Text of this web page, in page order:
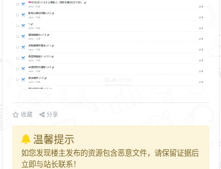
收藏 分享
温馨提示
如您发现楼主发布的资源包含恶意文件，请保留证据后
立即与站长联系！